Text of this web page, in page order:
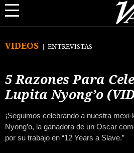
VIDEOS ENTREVISTAS
5 Razones Para
Lupita Nyong’o
¡Seguimos celebrando a nuestra
Nyong’o, la ganadora de un Oscar
por su trabajo en “12 Years a Slave.”